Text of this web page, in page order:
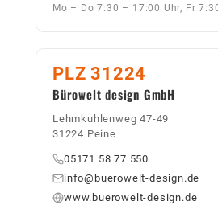
Mo – Do 7:30 – 17:00 Uhr, Fr
PLZ 31224
Bürowelt design GmbH
Lehmkuhlenweg 47-49
31224 Peine
05171 58 77 550
info@buerowelt-design.de
www.buerowelt-design.de